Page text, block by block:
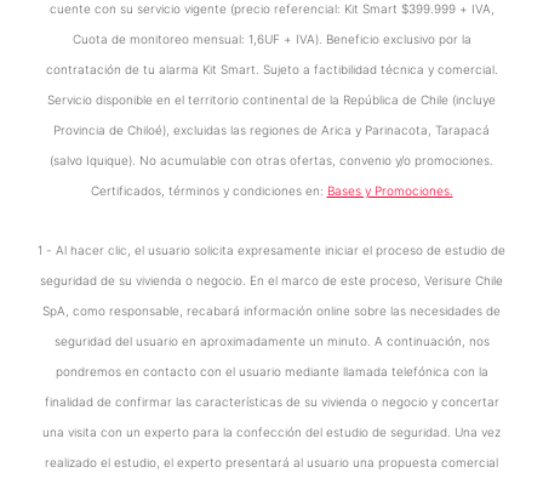
cuente con su servicio vigente (precio referencial: Kit Smart $399.999 + IVA,
Cuota de monitoreo mensual: 1,6UF + IVA). Beneficio exclusivo por la
contratación de tu alarma Kit Smart. Sujeto a factibilidad técnica y comercial.
Servicio disponible en el territorio continental de la República de Chile (incluye
Provincia de Chiloé), excluidas las regiones de Arica y Parinacota, Tarapacá
(salvo Iquique). No acumulable con otras ofertas, convenio y/o promociones.
Certificados, términos y condiciones en: Bases y Promociones.
1 - Al hacer clic, el usuario solicita expresamente iniciar el proceso de estudio de
seguridad de su vivienda o negocio. En el marco de este proceso, Verisure Chile
SpA, como responsable, recabará información online sobre las necesidades de
seguridad del usuario en aproximadamente un minuto. A continuación, nos
pondremos en contacto con el usuario mediante llamada telefónica con la
finalidad de confirmar las características de su vivienda o negocio y concertar
una visita con un experto para la confección del estudio de seguridad. Una vez
realizado el estudio, el experto presentará al usuario una propuesta comercial